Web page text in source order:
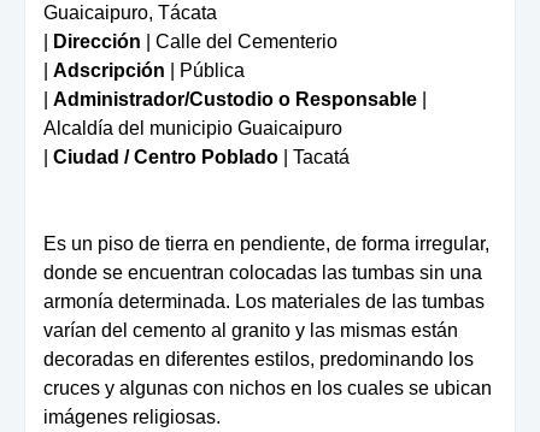
Guaicaipuro, Tácata
Dirección | Calle del Cementerio
Adscripción | Pública
Administrador/Custodio o Responsable
Alcaldía del municipio Guaicaipuro
Ciudad / Centro Poblado | Tacatá
Es un piso de tierra en pendiente, de forma irregular,
donde se encuentran colocadas las tumbas sin una
armonía determinada. Los materiales de las tumbas
varían del cemento al granito y las mismas están
decoradas en diferentes estilos, predominando los
cruces y algunas con nichos en los cuales se ubican
imágenes religiosas.